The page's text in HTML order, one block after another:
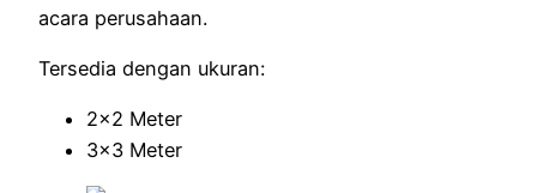
acara perusahaan.
Tersedia dengan ukuran:
2×2 Meter
3×3 Meter